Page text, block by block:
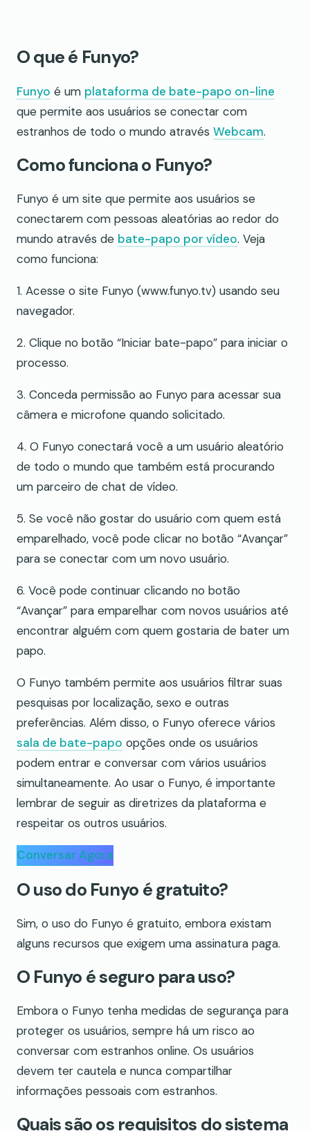
O que é Funyo?
Funyo é um plataforma de bate-papo on-line
que permite aos usuários se conectar com
estranhos de todo o mundo através Webcam.
Como funciona o Funyo?
Funyo é um site que permite aos usuários se
conectarem com pessoas aleatórias ao redor do
mundo através de bate-papo por vídeo. Veja
como funciona:
1. Acesse o site Funyo (www.funyo.tv) usando seu
navegador.
2. Clique no botão “Iniciar bate-papo” para iniciar o
processo.
3. Conceda permissão ao Funyo para acessar sua
câmera e microfone quando solicitado.
4. O Funyo conectará você a um usuário aleatório
de todo o mundo que também está procurando
um parceiro de chat de vídeo.
5. Se você não gostar do usuário com quem está
emparelhado, você pode clicar no botão “Avançar”
para se conectar com um novo usuário.
6. Você pode continuar clicando no botão
“Avançar” para emparelhar com novos usuários até
encontrar alguém com quem gostaria de bater um
papo.
O Funyo também permite aos usuários filtrar suas
pesquisas por localização, sexo e outras
preferências. Além disso, o Funyo oferece vários
sala de bate-papo opções onde os usuários
podem entrar e conversar com vários usuários
simultaneamente. Ao usar o Funyo, é importante
lembrar de seguir as diretrizes da plataforma e
respeitar os outros usuários.
Conversar Agora
O uso do Funyo é gratuito?
Sim, o uso do Funyo é gratuito, embora existam
alguns recursos que exigem uma assinatura paga.
O Funyo é seguro para uso?
Embora o Funyo tenha medidas de segurança para
proteger os usuários, sempre há um risco ao
conversar com estranhos online. Os usuários
devem ter cautela e nunca compartilhar
informações pessoais com estranhos.
Quais são os requisitos do sistema